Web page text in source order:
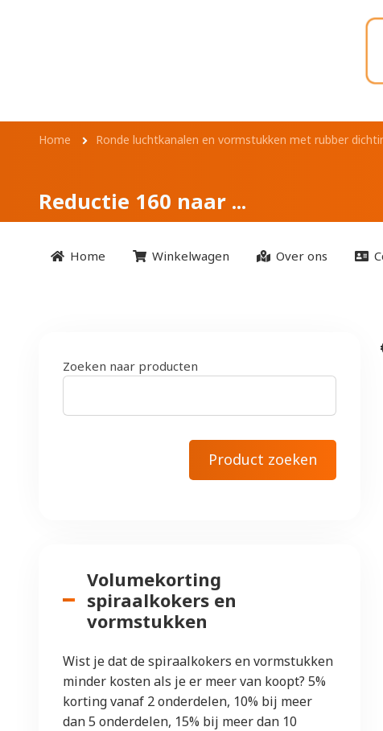
Reductie 160 naar
Kruimelpad
Home Ronde luchtkanalen en vormstukken met rubber
Reductie 160 naar ...
Home Winkelwagen Over ons
Zoeken naar producten
Volumekorting
spiraalkokers en
vormstukken
Wist je dat de spiraalkokers en vormstukken
minder kosten als je er meer van koopt? 5%
korting vanaf 2 onderdelen, 10% bij meer
dan 5 onderdelen, 15% bij meer dan 10